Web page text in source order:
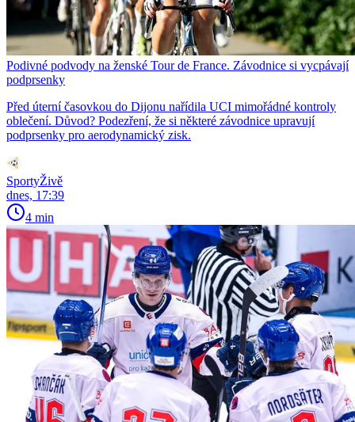
Podivné podvody na ženské Tour de France. Závodnice si vycpávají
podprsenky
Před úterní časovkou do Dijonu nařídila UCI mimořádné kontroly
oblečení. Důvod? Podezření, že si některé závodnice upravují
podprsenky pro aerodynamický zisk.
SportyŽivě
dnes, 17:39
4 min